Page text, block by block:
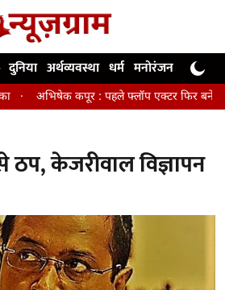
दुनिया अर्थव्यवस्था धर्म मनोरंजन खेल
: पहले फ्लॉप एक्टर फिर बने अवॉर्ड विनिंग
ठप, केजरीवाल विज्ञापन